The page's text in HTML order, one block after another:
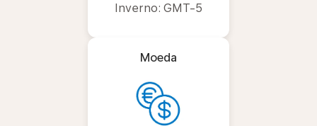
Inverno: GMT-5
Moeda